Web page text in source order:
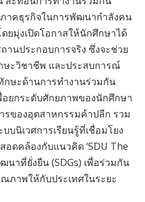
าคธุรกิจในการพัฒนากำลังคน
ยมุ่งเปิดโอกาสให้นักศึกษาได้
านประกอบการจริง ซึ่งจะช่วย
ษะวิชาชีพ และประสบการณ์
ษะด้านการทำงานร่วมกัน
ยกระดับศักยภาพของนักศึกษา
ของอุตสาหกรรมค้าปลีก รวม
บนิเวศการเรียนรู้ที่เชื่อมโยง
ดคล้องกับแนวคิด ‘SDU The
นาที่ยั่งยืน (SDGs) เพื่อร่วมกัน
าพให้กับประเทศในระยะ